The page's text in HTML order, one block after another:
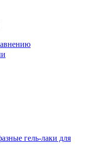
в 1 клик
гель-лаки для